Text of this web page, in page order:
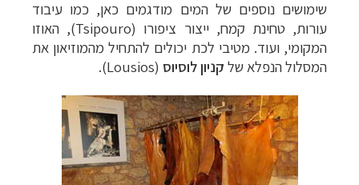
שימושים נוספים של המים מודגמים כאן, כמו עיבוד
עורות, טחינת קמח, ייצור ציפורו (Tsipouro), האוזו
המקומי, ועוד. מטיבי לכת יכולים להתחיל מהמוזיאון את
המסלול הנפלא של קניון לוסיוס (
Lousios
).